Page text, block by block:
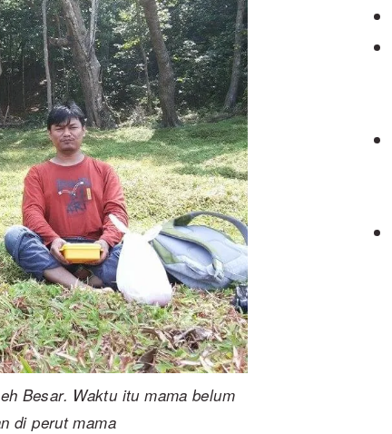
Besar. Waktu itu mama belum
di perut mama